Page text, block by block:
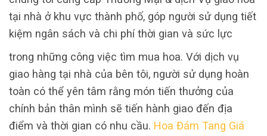
tại nhà ở khu vực thành phố, góp người sử dụng tiết
kiệm ngân sách và chi phí thời gian và sức lực
trong những công việc tìm mua hoa. Với dịch vụ
giao hàng tại nhà của bên tôi, người sử dụng hoàn
toàn có thể yên tâm rằng món tiến thưởng của
chính bản thân mình sẽ tiến hành giao đến địa
điểm và thời gian có nhu cầu. Hoa Đám Tang Giá